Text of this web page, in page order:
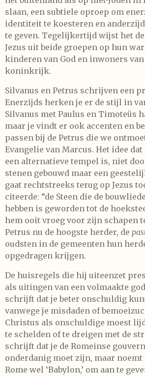
slaan, een subtiele oproep om
identiteit te koesteren en
te geven. Tegelijkertijd wijst het
Jezus uit beide groepen op hun
kinderen van God en inwoners
koninkrijk.
Silvanus en Petrus schrijven een
Enerzijds herken je er de stijl in
Silvanus met Paulus en Timoteüs
maar je vindt er ook accenten en
passen bij de Petrus die we
Evangelie van Marcus. Het idee
een alternatieve tempel is, niet
stenen gebouwd maar een
gaat rechtstreeks terug op Jezus
citeerde: “de Steen die de
hebben is geworden tot de
hem ooit vroeg voor zijn schapen
Petrus nu de hoogste herder, de
oudsten in de gemeenten hun
opgedragen krijgen.
De huisregels die hij uiteenzet
als uitingen van een volmaakte
schrijft dat je beter onschuldig
vanwege je misdaden of
Christus als onschuldige moest
te schelden of te dreigen met de
schrijft dat je de Romeinse
onderdanig moet zijn, maar
Rome wel ‘Babylon,’ om aan te